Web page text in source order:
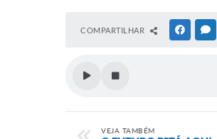
COMPARTILHAR
VEJA TAMBÉM